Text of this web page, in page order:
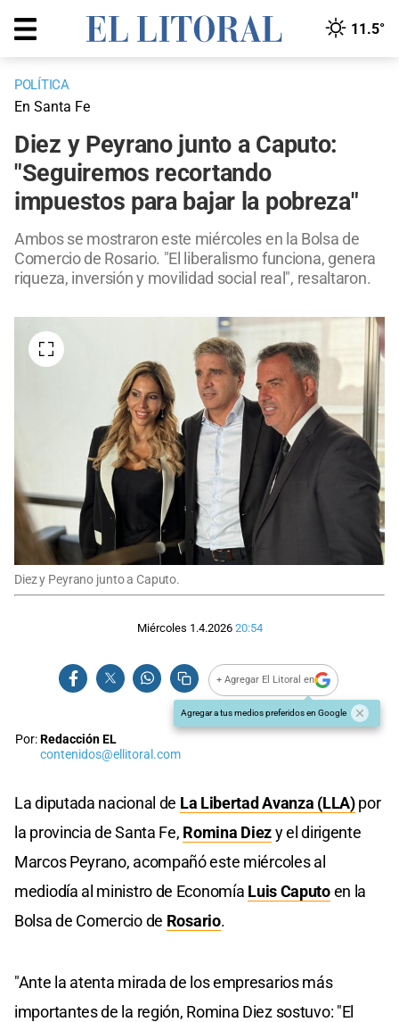
11.5°
POLÍTICA
En Santa Fe
Diez y Peyrano junto a Caputo:
"Seguiremos recortando
impuestos para bajar la pobreza"
Ambos se mostraron este miércoles en la Bolsa de
Comercio de Rosario. "El liberalismo funciona, genera
riqueza, inversión y movilidad social real", resaltaron.
Diez y Peyrano junto a Caputo.
Miércoles 1.4.2026 20:54
+ Agregar El Litoral en
Agregar a tus medios preferidos en Google
Por:Redacción EL
contenidos@ellitoral.com
La diputada nacional de La Libertad Avanza (LLA)por
la provincia de Santa Fe, Romina Diezy el dirigente
Marcos Peyrano, acompañó este miércoles al
mediodía al ministro de Economía Luis Caputoen la
Bolsa de Comercio de Rosario.
"Ante la atenta mirada de los empresarios más
importantes de la región, Romina Diez sostuvo: "El